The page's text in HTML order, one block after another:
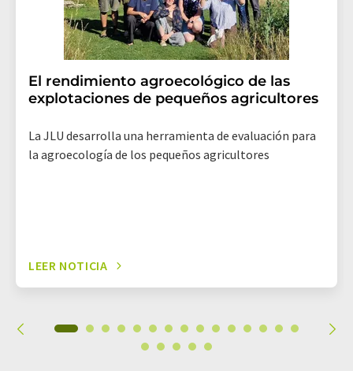
El rendimiento agroecológico de las
explotaciones de pequeños agricultores
La JLU desarrolla una herramienta de evaluación para
la agroecología de los pequeños agricultores
LEER NOTICIA